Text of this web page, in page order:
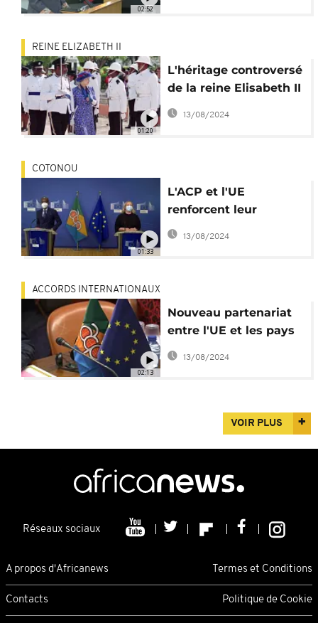
02:52
01:20
REINE ELIZABETH II
L'héritage controversé
de la reine Elisabeth II
hante les Caraïbes
13/08/2024
01:33
COTONOU
L'ACP et l'UE
renforcent leur
coopération
13/08/2024
02:13
ACCORDS INTERNATIONAUX
Nouveau partenariat
entre l'UE et les pays
de l'ACP
13/08/2024
VOIR PLUS
Réseaux sociaux
A propos d'Africanews Termes et Conditions
Contacts Politique de Cookie